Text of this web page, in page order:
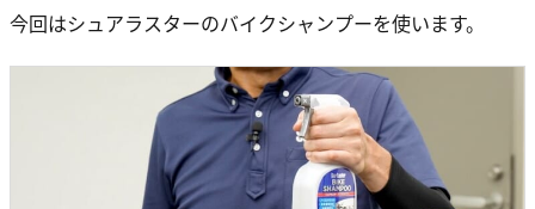
今回はシュアラスターのバイクシャンプーを使います。